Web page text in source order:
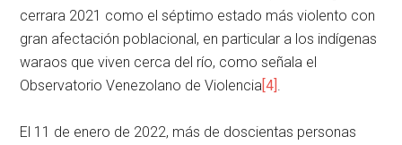
cerrara 2021 como el séptimo estado más violento con
gran afectación poblacional, en particular a los indígenas
waraos que viven cerca del río, como señala el
Observatorio Venezolano de Violencia[4].
El 11 de enero de 2022, más de doscientas personas